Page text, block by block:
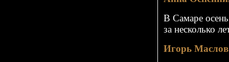
В Самаре
за несколько
Игорь Маслов